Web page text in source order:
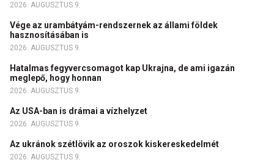
2026. AUGUSZTUS 9.
Vége az urambátyám-rendszernek az állami földek
hasznosításában is
2026. AUGUSZTUS 9.
Hatalmas fegyvercsomagot kap Ukrajna, de ami igazán
meglepő, hogy honnan
2026. AUGUSZTUS 9.
Az USA-ban is drámai a vízhelyzet
2026. AUGUSZTUS 9.
Az ukránok szétlövik az oroszok kiskereskedelmét
2026. AUGUSZTUS 9.